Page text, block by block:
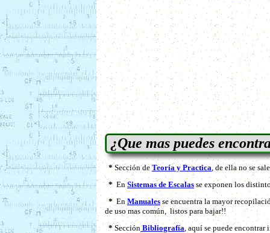
¿Que mas puedes
* Sección de Teoría y Practica, de ella no se
* En Sistemas de Escalas se exponen los
* En Manuales se encuentra la mayor
de uso mas común, listos para bajar!!
* SecciónBibliografía, aquí se puede encontrar